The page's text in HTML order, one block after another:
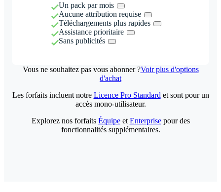
Un pack par mois
Aucune attribution requise
Téléchargements plus rapides
Assistance prioritaire
Sans publicités
Vous ne souhaitez pas vous abonner ?Voir plus d'options
d'achat
Les forfaits incluent notre Licence Pro Standard et sont pour un
accès mono-utilisateur.
Explorez nos forfaits Équipeet Enterprisepour des
fonctionnalités supplémentaires.